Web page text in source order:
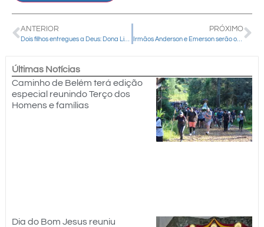
ANTERIOR PRÓXIMO
Irmãos Anderson e Emerson serão ordenados sacerdotes neste sábado
Últimas Notícias
Caminho de Belém terá edição
especial reunindo Terço dos
Homens e famílias
Dia do Bom Jesus reuniu